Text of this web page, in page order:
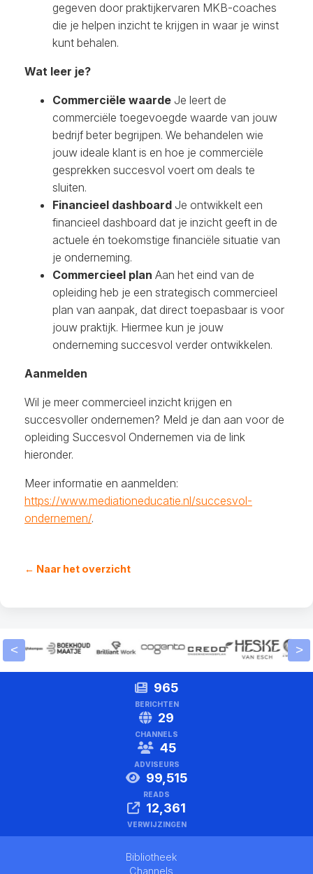
gegeven door praktijkervaren MKB-coaches
die je helpen inzicht te krijgen in waar je winst
kunt behalen.
Wat leer je?
Commerciële waarde Je leert de
commerciële toegevoegde waarde van jouw
bedrijf beter begrijpen. We behandelen wie
jouw ideale klant is en hoe je commerciële
gesprekken succesvol voert om deals te
sluiten.
Financieel dashboard Je ontwikkelt een
financieel dashboard dat je inzicht geeft in de
actuele én toekomstige financiële situatie van
je onderneming.
Commercieel plan Aan het eind van de
opleiding heb je een strategisch commercieel
plan van aanpak, dat direct toepasbaar is voor
jouw praktijk. Hiermee kun je jouw
onderneming succesvol verder ontwikkelen.
Aanmelden
Wil je meer commercieel inzicht krijgen en
succesvoller ondernemen? Meld je dan aan voor de
opleiding Succesvol Ondernemen via de link
hieronder.
Meer informatie en aanmelden:
https://www.mediationeducatie.nl/succesvol-
ondernemen/.
← Naar het overzicht
< >
965
BERICHTEN
29
CHANNELS
45
ADVISEURS
99,515
READS
12,361
VERWIJZINGEN
Bibliotheek
Channels